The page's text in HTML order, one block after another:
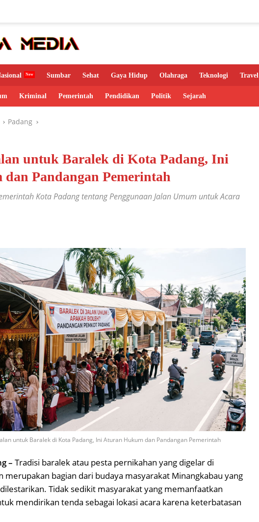
Sumbar Sehat Gaya Hidup Olahraga Teknologi Travel
Kriminal Pemerintah Pendidikan Politik Sejarah
Padang
untuk Baralek di Kota Padang, Ini
Pandangan Pemerintah
Kota Padang tentang Penggunaan Jalan Umum untuk Acara
untuk Baralek di Kota Padang, Ini Aturan Hukum dan Pandangan Pemerintah
– Tradisi baralek atau pesta pernikahan yang digelar di
merupakan bagian dari budaya masyarakat Minangkabau yang
Tidak sedikit masyarakat yang memanfaatkan
mendirikan tenda sebagai lokasi acara karena keterbatasan